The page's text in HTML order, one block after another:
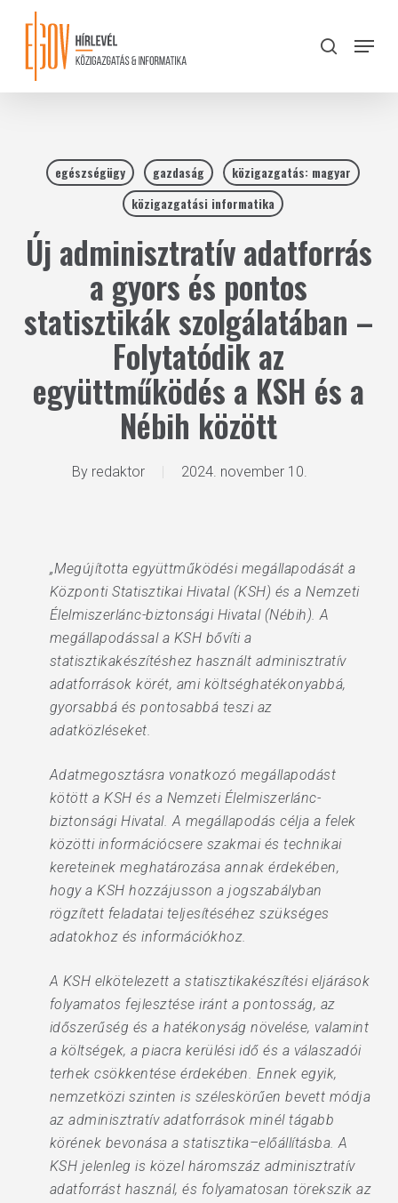
content
search
Menu
egészségügy gazdaság
közigazgatás: magyar
közigazgatási informatika
Új adminisztratív adatforrás
a gyors és pontos
statisztikák szolgálatában –
Folytatódik az
együttműködés a KSH és a
Nébih között
By redaktor 2024. november 10.
„Megújította együttműködési megállapodását a
Központi Statisztikai Hivatal (KSH) és a Nemzeti
Élelmiszerlánc-biztonsági Hivatal (Nébih). A
megállapodással a KSH bővíti a
statisztikakészítéshez használt adminisztratív
adatforrások körét, ami költséghatékonyabbá,
gyorsabbá és pontosabbá teszi az
adatközléseket.
Adatmegosztásra vonatkozó megállapodást
kötött a KSH és a Nemzeti Élelmiszerlánc-
biztonsági Hivatal. A megállapodás célja a felek
közötti információcsere szakmai és technikai
kereteinek meghatározása annak érdekében,
hogy a KSH hozzájusson a jogszabályban
rögzített feladatai teljesítéséhez szükséges
adatokhoz és információkhoz.
A KSH elkötelezett a statisztikakészítési eljárások
folyamatos fejlesztése iránt a pontosság, az
időszerűség és a hatékonyság növelése, valamint
a költségek, a piacra kerülési idő és a válaszadói
terhek csökkentése érdekében. Ennek egyik,
nemzetközi szinten is széleskörűen bevett módja
az adminisztratív adatforrások minél tágabb
körének bevonása a statisztika–előállításba. A
KSH jelenleg is közel háromszáz adminisztratív
adatforrást használ, és folyamatosan törekszik az
Close